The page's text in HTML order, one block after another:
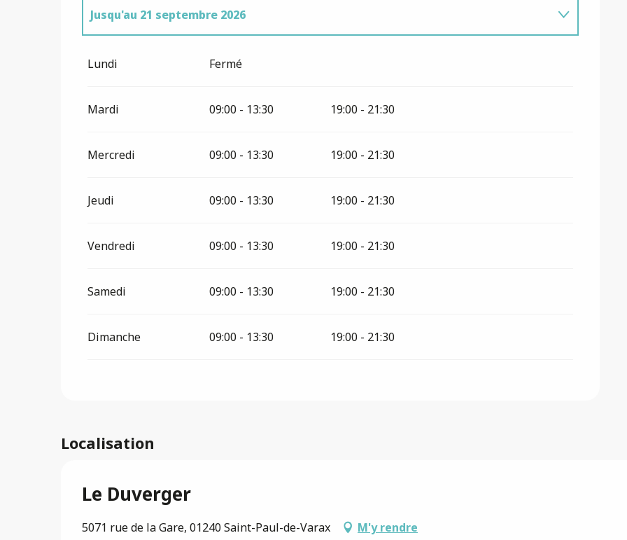
Jusqu'au 21 septembre 2026
7 octobre 2026 31 décembre 2026
Lundi Fermé
Mardi 09:00 - 13:30 19:00 - 21:30
Mercredi 09:00 - 13:30 19:00 - 21:30
Jeudi 09:00 - 13:30 19:00 - 21:30
Vendredi 09:00 - 13:30 19:00 - 21:30
Samedi 09:00 - 13:30 19:00 - 21:30
Dimanche 09:00 - 13:30 19:00 - 21:30
Localisation
Le Duverger
5071 rue de la Gare, 01240 Saint-Paul-de-Varax M'y rendre